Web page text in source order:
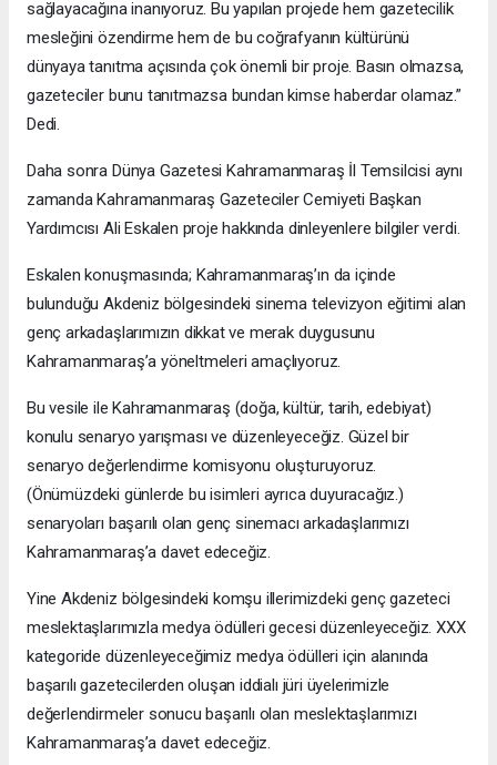
sağlayacağına inanıyoruz. Bu yapılan projede hem gazetecilik
mesleğini özendirme hem de bu coğrafyanın kültürünü
dünyaya tanıtma açısında çok önemli bir proje. Basın olmazsa,
gazeteciler bunu tanıtmazsa bundan kimse haberdar olamaz.”
Dedi.
Daha sonra Dünya Gazetesi Kahramanmaraş İl Temsilcisi aynı
zamanda Kahramanmaraş Gazeteciler Cemiyeti Başkan
Yardımcısı Ali Eskalen proje hakkında dinleyenlere bilgiler verdi.
Eskalen konuşmasında; Kahramanmaraş’ın da içinde
bulunduğu Akdeniz bölgesindeki sinema televizyon eğitimi alan
genç arkadaşlarımızın dikkat ve merak duygusunu
Kahramanmaraş’a yöneltmeleri amaçlıyoruz.
Bu vesile ile Kahramanmaraş (doğa, kültür, tarih, edebiyat)
konulu senaryo yarışması ve düzenleyeceğiz. Güzel bir
senaryo değerlendirme komisyonu oluşturuyoruz.
(Önümüzdeki günlerde bu isimleri ayrıca duyuracağız.)
senaryoları başarılı olan genç sinemacı arkadaşlarımızı
Kahramanmaraş’a davet edeceğiz.
Yine Akdeniz bölgesindeki komşu illerimizdeki genç gazeteci
meslektaşlarımızla medya ödülleri gecesi düzenleyeceğiz. XXX
kategoride düzenleyeceğimiz medya ödülleri için alanında
başarılı gazetecilerden oluşan iddialı jüri üyelerimizle
değerlendirmeler sonucu başarılı olan meslektaşlarımızı
Kahramanmaraş’a davet edeceğiz.